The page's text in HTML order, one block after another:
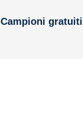
Campioni gratuiti